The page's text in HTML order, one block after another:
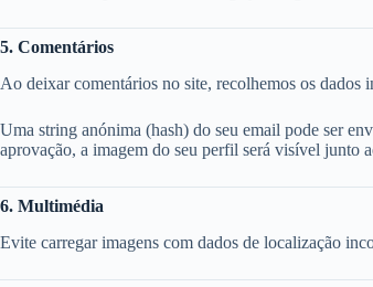
5. Comentários
Ao deixar comentários no site, recolhemos os dados
Uma string anónima (hash) do seu email pode ser
aprovação, a imagem do seu perfil será visível junto
6. Multimédia
Evite carregar imagens com dados de localização